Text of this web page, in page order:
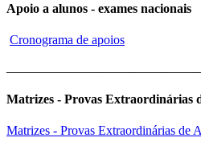
Apoio a alunos - exames nacionais
Cronograma de apoios
Matrizes - Provas Extraordinárias
Matrizes - Provas Extraordinárias de